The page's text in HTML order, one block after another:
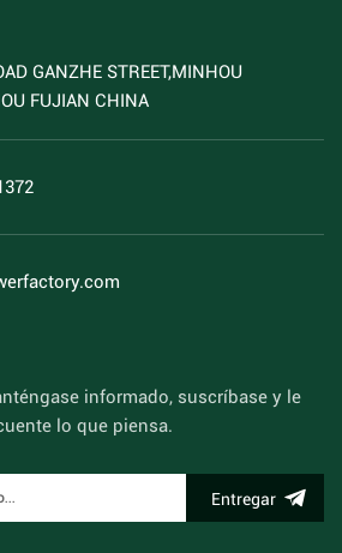
GANZHE STREET,MINHOU
FUJIAN CHINA
informado, suscríbase y le
lo que piensa.
Entregar